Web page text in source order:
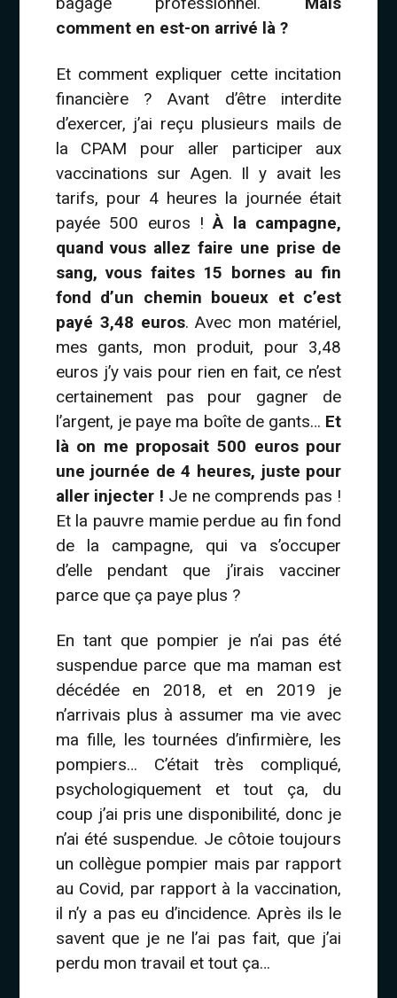
comment en est-on arrivé là ?
Et comment expliquer cette incitation
financière ? Avant d’être interdite
d’exercer, j’ai reçu plusieurs mails de
la CPAM pour aller participer aux
vaccinations sur Agen. Il y avait les
tarifs, pour 4 heures la journée était
payée 500 euros !À la campagne,
quand vous allez faire une prise de
sang, vous faites 15 bornes au fin
fond d’un chemin boueux et c’est
payé 3,48 euros. Avec mon matériel,
mes gants, mon produit, pour 3,48
euros j’y vais pour rien en fait, ce n’est
certainement pas pour gagner de
l’argent, je paye ma boîte de gants… Et
là on me proposait 500 euros pour
une journée de 4 heures, juste pour
aller injecter ! Je ne comprends pas !
Et la pauvre mamie perdue au fin fond
de la campagne, qui va s’occuper
d’elle pendant que j’irais vacciner
parce que ça paye plus ?
En tant que pompier je n’ai pas été
suspendue parce que ma maman est
décédée en 2018, et en 2019 je
n’arrivais plus à assumer ma vie avec
ma fille, les tournées d’infirmière, les
pompiers… C’était très compliqué,
psychologiquement et tout ça, du
coup j’ai pris une disponibilité, donc je
n’ai été suspendue. Je côtoie toujours
un collègue pompier mais par rapport
au Covid, par rapport à la vaccination,
il n’y a pas eu d’incidence. Après ils le
savent que je ne l’ai pas fait, que j’ai
perdu mon travail et tout ça…